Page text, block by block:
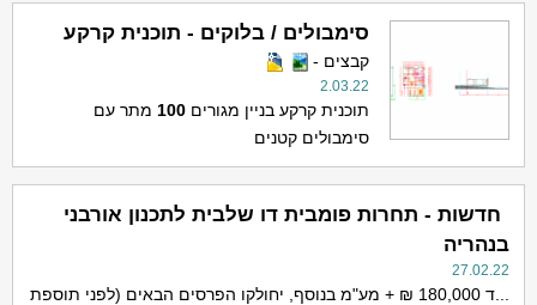
סימבולים / בלוקים - תוכנית קרקע
קבצים -
2.03.22
תוכנית קרקע בניין מגורים100 מתר עם
סימבולים קטנים
חדשות - תחרות פומבית דו שלבית לתכנון אורבני
בנהריה
27.02.22
...ד 180,000 ₪ + מע"מ בנוסף, יחולקו הפרסים הבאים (לפני תוספת